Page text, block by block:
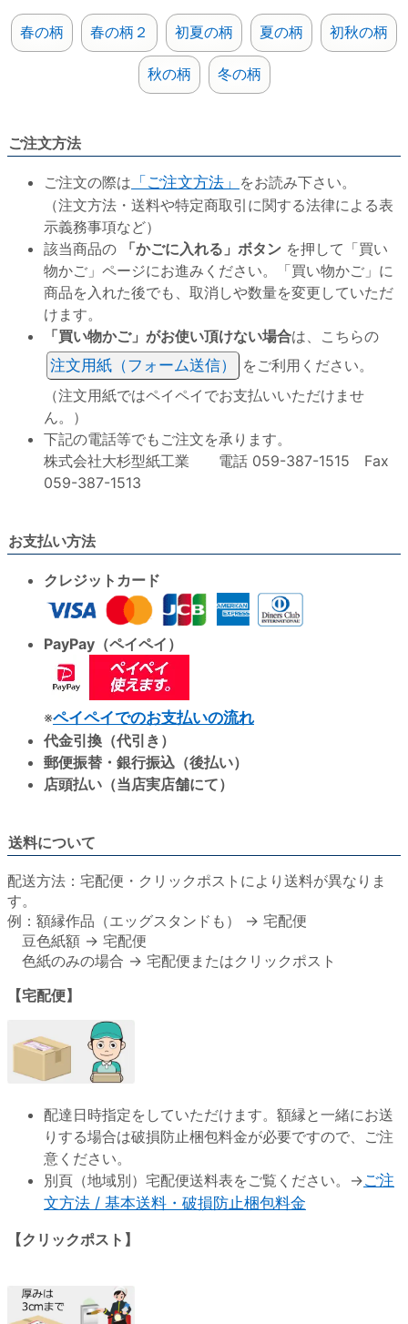
春の柄 春の柄２ 初夏の柄 夏の柄 初秋の柄
秋の柄 冬の柄
ご注文方法
ご注文の際は 「ご注文方法」 をお読み下さい。
（注文方法・送料や特定商取引に関する法律による表
示義務事項など）
該当商品の
「かごに入れる」ボタン を押して「買い
物かご」ページにお進みください。「買い物かご」に
商品を入れた後でも、取消しや数量を変更していただ
けます。
「買い物かご」がお使い頂けない場合は、こちらの
注文用紙（フォーム送信）
をご利用ください。
（注文用紙ではペイペイでお支払いいただけませ
ん。）
下記の電話等でもご注文を承ります。
株式会社大杉型紙工業 電話 059-387-1515 Fax
059-387-1513
お支払い方法
クレジットカード
PayPay（ペイペイ）
※ペイペイでのお支払いの流れ
代金引換（代引き）
郵便振替・銀行振込（後払い）
店頭払い（当店実店舗にて）
送料について
配送方法：宅配便・クリックポストにより送料が異なりま
す。
例：額縁作品（エッグスタンドも） → 宅配便
豆色紙額 → 宅配便
色紙のみの場合 → 宅配便またはクリックポスト
【宅配便】
配達日時指定をしていただけます。額縁と一緒にお送
りする場合は破損防止梱包料金が必要ですので、ご注
意ください。
別頁（地域別）宅配便送料表をご覧ください。→ご注
文方法 / 基本送料・破損防止梱包料金
【クリックポスト】